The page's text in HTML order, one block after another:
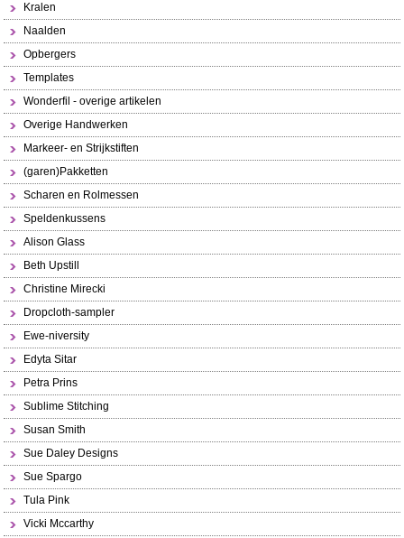
Kralen
Naalden
Opbergers
Templates
Wonderfil - overige artikelen
Overige Handwerken
Markeer- en Strijkstiften
(garen)Pakketten
Scharen en Rolmessen
Speldenkussens
Alison Glass
Beth Upstill
Christine Mirecki
Dropcloth-sampler
Ewe-niversity
Edyta Sitar
Petra Prins
Sublime Stitching
Susan Smith
Sue Daley Designs
Sue Spargo
Tula Pink
Vicki Mccarthy